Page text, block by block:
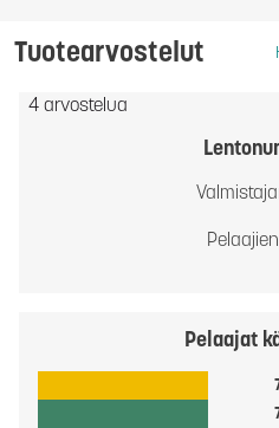
Tuotearvostelut
4 arvostelua
Pelaajat